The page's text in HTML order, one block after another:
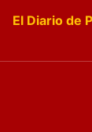
El Diario de